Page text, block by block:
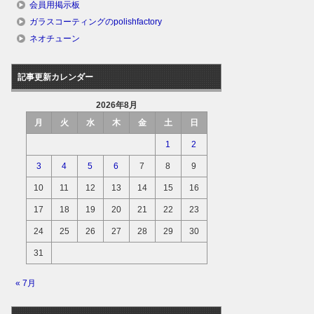
会員用掲示板
ガラスコーティングのpolishfactory
ネオチューン
記事更新カレンダー
2026年8月
月
火 水 木 金 土 日
1 2
3 4 5 6 7 8 9
10 11 12 13 14 15 16
17 18 19 20 21 22 23
24 25 26 27 28 29 30
31
« 7月